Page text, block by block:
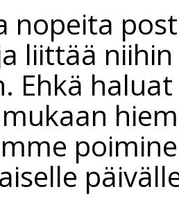
nopeita
liittää
Ehkä